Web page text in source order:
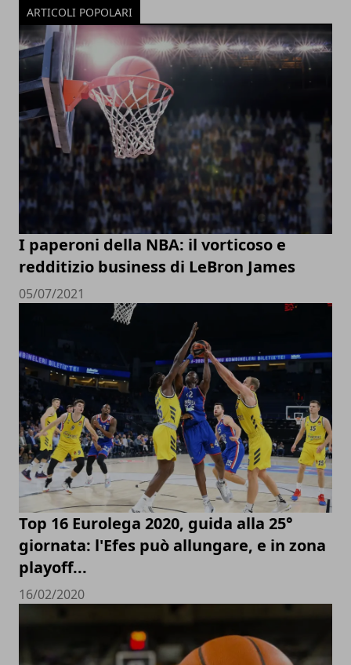
ARTICOLI POPOLARI
I paperoni della NBA: il vorticoso e
redditizio business di LeBron James
05/07/2021
Top 16 Eurolega 2020, guida alla 25°
giornata: l'Efes può allungare, e in zona
playoff...
16/02/2020